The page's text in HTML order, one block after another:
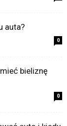
auta?
0
bieliznę
0